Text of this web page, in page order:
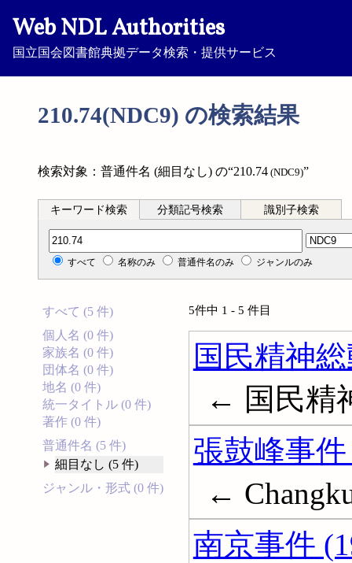
Web NDL Authorities
国立国会図書館典拠データ検索・提供サービス
210.74(NDC9) の検索結果
検索対象：普通件名 (細目なし) の“210.74 (NDC9)”
キーワード検索 分類記号検索 識別子検索
分類記号検索
すべて 名称のみ 普通件名のみ ジャンルのみ
すべて (5 件)
個人名 (0 件)
家族名 (0 件)
団体名 (0 件)
地名 (0 件)
統一タイトル (0 件)
著作 (0 件)
普通件名 (5 件)
細目なし (5 件)
ジャンル・形式 (0 件)
5件中 1 - 5 件目
国民精神
← 国民精
張鼓峰事件
←
南京事件